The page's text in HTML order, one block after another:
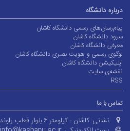
درباره دانشگاه
پیام‌رسان‌های رسمی دانشگاه کاشان
سرود دانشگاه کاشان
معرفی دانشگاه کاشان
لوگوی رسمی و هویت بصری دانشگاه کاشان
اپلیکیشن دانشگاه کاشان
نقشه‌ی سایت
RSS
تماس با ما
نشانی: کاشان - کیلومتر ۶ بلوار قطب راوندی